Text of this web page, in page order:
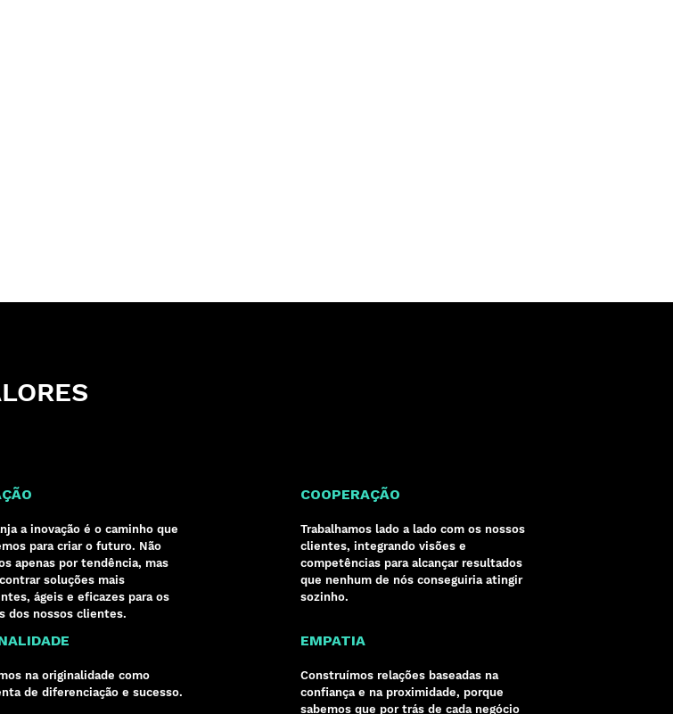
a inovação é o caminho que
para criar o futuro. Não
apenas por tendência, mas
soluções mais
ágeis e eficazes para os
dos nossos clientes.
COOPERAÇÃO
Trabalhamos lado a lado com os nossos
clientes, integrando visões e
competências para alcançar resultados
que nenhum de nós conseguiria atingir
sozinho.
na originalidade como
de diferenciação e sucesso.
EMPATIA
Construímos relações baseadas na
confiança e na proximidade, porque
sabemos que por trás de cada negócio